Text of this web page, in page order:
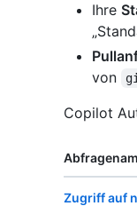
Ihre
von
Copilot
Zugriff auf